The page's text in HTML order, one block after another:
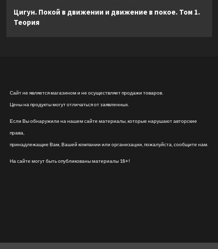
Цигун. Покой в движении и движение в покое. Том 1.
Теория
Сайт не является магазином и не осуществляет продажи товаров.
Цены на продукты могут отличаться от заявленных.
Если Вы обнаружили на нашем сайте материалы, которые нарушают авторские
права,
принадлежащие Вам, Вашей компании или организации, пожалуйста, сообщите нам.
На сайте могут быть опубликованы материалы 18+!